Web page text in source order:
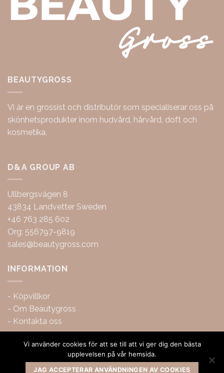
BEAUTYGROSS
Vi är en grossist och distributör som specialiserar oss på
skönhetsprodukter inom hudvård, hårvård, doft och
kosmetika.
D&A GROUP AB
Ullbergsvägen 8
43834 Landvetter Sweden
+46 763 285 602
Org: 556797-9819
sales@beautygross.com
INFORMATION
- Köpvillkor
- Om Beautygross
- Kontakta oss
Vi använder cookies för att se till att vi ger dig den bästa
upplevelsen på vår hemsida.
JAG ACCEPTERAR ANVÄNDNINGEN AV COOKIES